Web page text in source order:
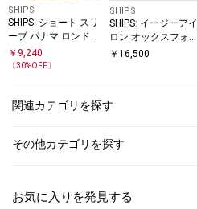
SHIPS
SHIPS: ショート スリ
ーブ パナマ ロンドン
ストライプ シャツ
￥ 9,240
〔30%OFF〕
SHIPS
SHIPS: イージーアイ
ロン オックスフォー
ド イタリアンカラー
￥16,500
関連カテゴリを探す
その他カテゴリを探す
お気に入りを発見する